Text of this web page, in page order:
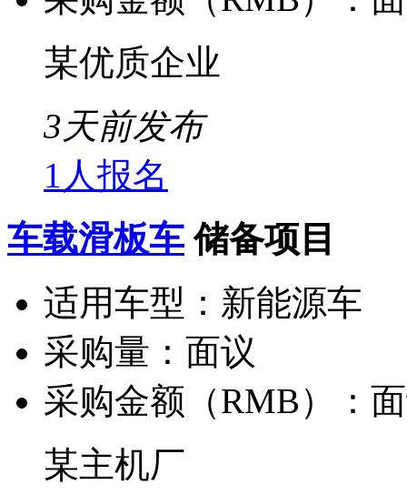
某优质企业
3天前发布
1人报名
车载滑板车 储备项目
适用车型： 新能源车
采购量： 面议
采购金额（RMB）：
某主机厂